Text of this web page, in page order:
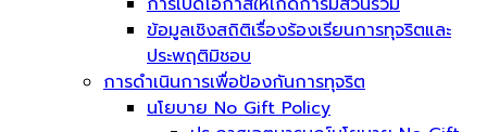
ข้อมูลเชิงสถิติเรื่องร้องเรียนการทุจริตและ
ประพฤติมิชอบ
การดำเนินการเพื่อป้องกันการทุจริต
นโยบาย No Gift Policy